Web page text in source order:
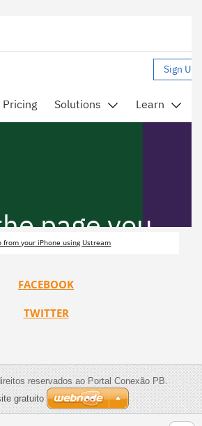
from your iPhone using Ustream
FACEBOOK
TWITTER
reservados ao Portal Conexão PB.
gratuito